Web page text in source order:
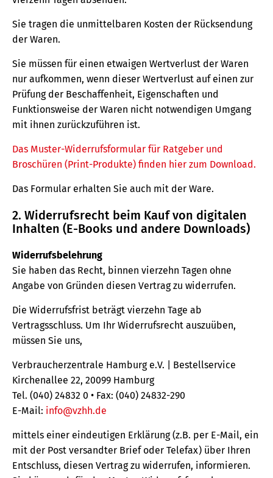
Sie tragen die unmittelbaren Kosten der Rücksendung
der Waren.
Sie müssen für einen etwaigen Wertverlust der Waren
nur aufkommen, wenn dieser Wertverlust auf einen zur
Prüfung der Beschaffenheit, Eigenschaften und
Funktionsweise der Waren nicht notwendigen Umgang
mit ihnen zurückzuführen ist.
Das Muster-Widerrufsformular für Ratgeber und
Broschüren (Print-Produkte) finden hier zum Download.
Das Formular erhalten Sie auch mit der Ware.
2. Widerrufsrecht beim Kauf von digitalen
Inhalten (E-Books und andere Downloads)
Widerrufsbelehrung
Sie haben das Recht, binnen vierzehn Tagen ohne
Angabe von Gründen diesen Vertrag zu widerrufen.
Die Widerrufsfrist beträgt vierzehn Tage ab
Vertragsschluss. Um Ihr Widerrufsrecht auszuüben,
müssen Sie uns,
Verbraucherzentrale Hamburg e.V. | Bestellservice
Kirchenallee 22, 20099 Hamburg
Tel. (040) 24832 0 • Fax: (040) 24832-290
E-Mail: info@vzhh.de
mittels einer eindeutigen Erklärung (z.B. per E-Mail, ein
mit der Post versandter Brief oder Telefax) über Ihren
Entschluss, diesen Vertrag zu widerrufen, informieren.